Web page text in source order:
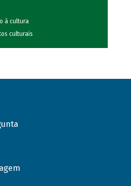
à cultura
culturais